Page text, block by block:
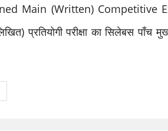
Main (Written) Competitive
प्रतियोगी परीक्षा का सिलेबस पाँच